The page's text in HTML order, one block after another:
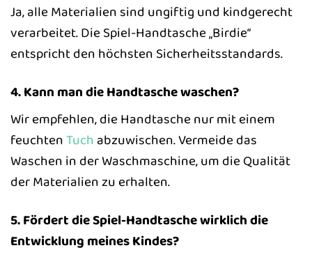
Ja, alle Materialien sind ungiftig und kindgerecht
verarbeitet. Die Spiel-Handtasche „Birdie“
entspricht den höchsten Sicherheitsstandards.
4. Kann man die Handtasche waschen?
Wir empfehlen, die Handtasche nur mit einem
feuchtenTuchabzuwischen. Vermeide das
Waschen in der Waschmaschine, um die Qualität
der Materialien zu erhalten.
5. Fördert die Spiel-Handtasche wirklich die
Entwicklung meines Kindes?